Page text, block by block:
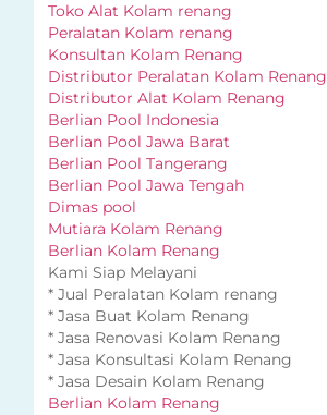
Toko Alat Kolam renang
Peralatan Kolam renang
Konsultan Kolam Renang
Distributor Peralatan Kolam Renang
Distributor Alat Kolam Renang
Berlian Pool Indonesia
Berlian Pool Jawa Barat
Berlian Pool Tangerang
Berlian Pool Jawa Tengah
Dimas pool
Mutiara Kolam Renang
Berlian Kolam Renang
Kami Siap Melayani
* Jual Peralatan Kolam renang
* Jasa Buat Kolam Renang
* Jasa Renovasi Kolam Renang
* Jasa Konsultasi Kolam Renang
* Jasa Desain Kolam Renang
Berlian Kolam Renang